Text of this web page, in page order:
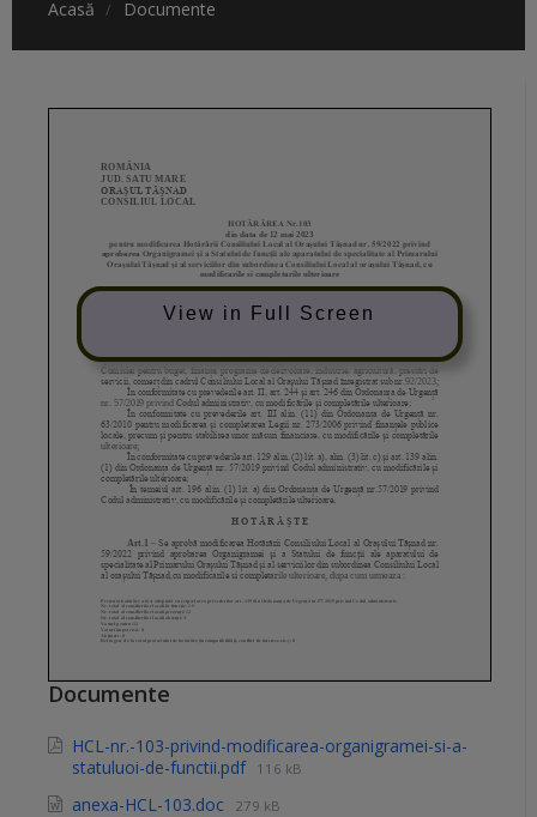
Acasă Documente
View in Full Screen
Documente
HCL-nr.-103-privind-modificarea-organigramei-si-a-
statuluoi-de-functii.pdf 116 kB
anexa-HCL-103.doc 279 kB